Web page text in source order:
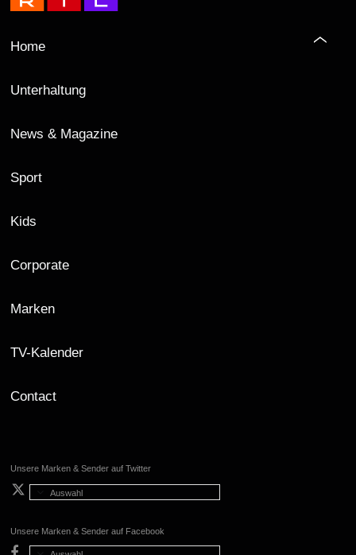
Home
Unterhaltung
News & Magazine
Sport
Kids
Corporate
Marken
TV-Kalender
Contact
Unsere Marken & Sender auf Twitter
Auswahl
Unsere Marken & Sender auf Facebook